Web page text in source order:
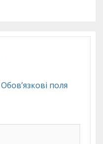
Обов’язкові поля